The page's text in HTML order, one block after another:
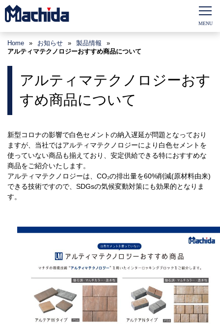
Home » お知らせ » 製品情報
»
アルティマテクノロジーおすすめ商品について
アルティマテクノロジーおす
すめ商品について
新型コロナの影響で白色セメントの納入遅延が問題となっており
ますが、当社ではアルティマテクノロジーにより白色セメントを
使っていない商品も揃えており、安定供給できる特におすすめな
商品をご紹介いたします。
アルティマテクノロジーは、CO₂の排出量を60%削減(原材料由来)
できる技術ですので、SDGsの気候変動対策にも効果的となりま
す。